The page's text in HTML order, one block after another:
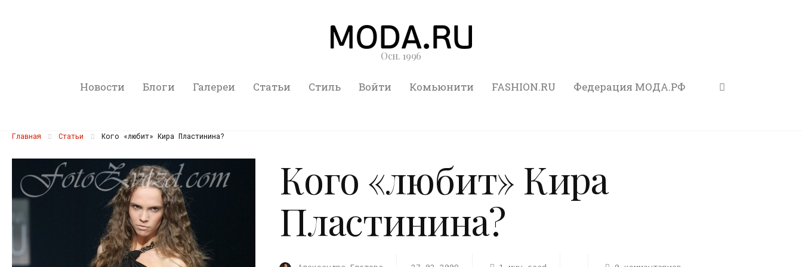
Осн. 1996
Новости Блоги Галереи Статьи Стиль Войти Комьюнити FASHION.RU Федерация МОДА.РФ
Главная Статьи Кого «любит» Кира Пластинина?
Кого «любит» Кира
Пластинина?